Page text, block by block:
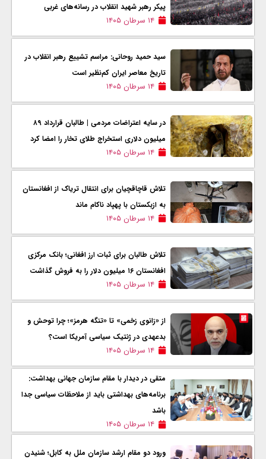
پیکر رهبر شهید انقلاب در رسانه‌های غربی
۱۴ سرطان ۱۴۰۵
سید حمید روحانی: مراسم تشییع رهبر انقلاب در
تاریخ معاصر ایران کم‌نظیر است
۱۴ سرطان ۱۴۰۵
در سایه اعتراضات مردمی | طالبان قرارداد ۸۹
میلیون دلاری استخراج طلای تخار را امضا کرد
۱۴ سرطان ۱۴۰۵
تلاش قاچاقچیان برای انتقال تریاک از افغانستان
به ازبکستان با پهپاد ناکام ماند
۱۴ سرطان ۱۴۰۵
تلاش طالبان برای ثبات ارز افغانی؛ بانک مرکزی
افغانستان ۱۶ میلیون دلار را به فروش گذاشت
۱۴ سرطان ۱۴۰۵
از «زانوی زخمی» تا «تنگه هرمز»؛ چرا توحش و
بدعهدی در ژنتیک سیاسی آمریکا است؟
۱۴ سرطان ۱۴۰۵
متقی در دیدار با مقام سازمان جهانی بهداشت:
برنامه‌های بهداشتی باید از ملاحظات سیاسی جدا
باشد
۱۴ سرطان ۱۴۰۵
ورود دو مقام ارشد سازمان ملل به کابل؛ شنیدن